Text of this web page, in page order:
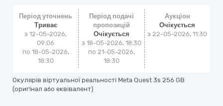
Період уточнень
Триває
з 12-05-2026,
09:06
по 18-05-2026,
18:30
Період подачі
пропозицій
Очікується
з 18-05-2026, 18:30
по 21-05-2026,
18:30
Аукціон
Очікується
з22-05-2026, 11:30
Окулярів віртуальної реальності Meta Quest 3s 256 GB
(оригінал або еквівалент)